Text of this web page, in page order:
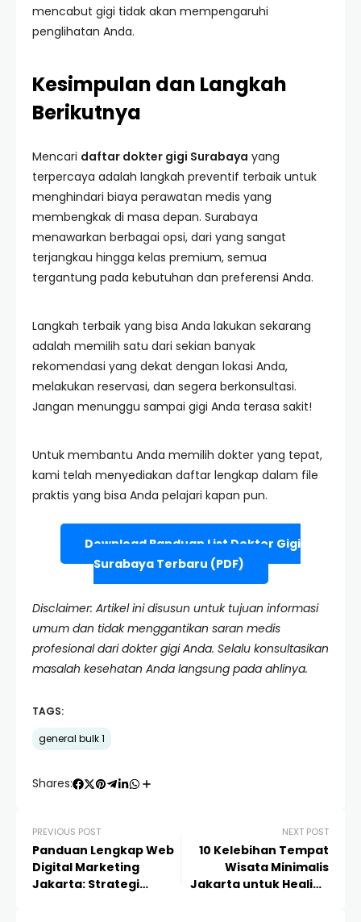
mencabut gigi tidak akan mempengaruhi
penglihatan Anda.
Kesimpulan dan Langkah
Berikutnya
Mencari daftar dokter gigi Surabaya yang
terpercaya adalah langkah preventif terbaik untuk
menghindari biaya perawatan medis yang
membengkak di masa depan. Surabaya
menawarkan berbagai opsi, dari yang sangat
terjangkau hingga kelas premium, semua
tergantung pada kebutuhan dan preferensi Anda.
Langkah terbaik yang bisa Anda lakukan sekarang
adalah memilih satu dari sekian banyak
rekomendasi yang dekat dengan lokasi Anda,
melakukan reservasi, dan segera berkonsultasi.
Jangan menunggu sampai gigi Anda terasa sakit!
Untuk membantu Anda memilih dokter yang tepat,
kami telah menyediakan daftar lengkap dalam file
praktis yang bisa Anda pelajari kapan pun.
Download Panduan List Dokter Gigi
Surabaya Terbaru (PDF)
Disclaimer: Artikel ini disusun untuk tujuan informasi
umum dan tidak menggantikan saran medis
profesional dari dokter gigi Anda. Selalu konsultasikan
masalah kesehatan Anda langsung pada ahlinya.
TAGS:
general bulk 1
Shares:
PREVIOUS POST
Panduan Lengkap Web
Digital Marketing
Jakarta: Strategi
NEXT POST
10 Kelebihan Tempat
Wisata Minimalis
Jakarta untuk Healing